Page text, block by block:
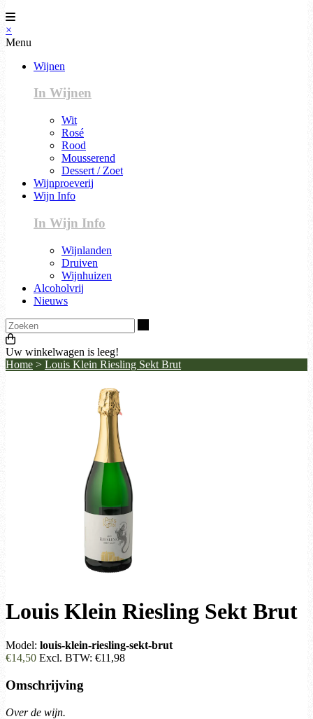
×
Menu
Wijnen
In Wijnen
Wit
Rosé
Rood
Mousserend
Dessert / Zoet
Wijnproeverij
Wijn Info
In Wijn Info
Wijnlanden
Druiven
Wijnhuizen
Alcoholvrij
Nieuws
Uw winkelwagen is leeg!
Home > Louis Klein Riesling Sekt Brut
Louis Klein Riesling Sekt Brut
Model: louis-klein-riesling-sekt-brut
€14,50 Excl. BTW: €11,98
Omschrijving
Over de wijn.